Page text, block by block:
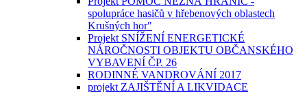
spolupráce hasičů v hřebenových oblastech
Krušných hor"
Projekt SNÍŽENÍ ENERGETICKÉ
NÁROČNOSTI OBJEKTU OBČANSKÉHO
VYBAVENÍ ČP. 26
RODINNÉ VANDROVÁNÍ 2017
projekt ZAJIŠTĚNÍ A LIKVIDACE